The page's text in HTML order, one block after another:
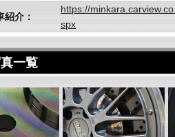
紹介：
https://
spx
一覧